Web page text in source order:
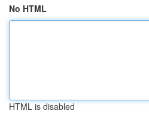
No HTML
HTML is disabled